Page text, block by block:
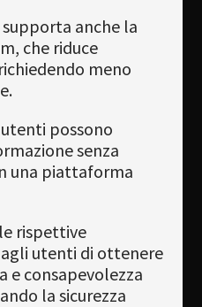
anche la
che riduce
meno
possono
senza
una piattaforma
rispettive
utenti di ottenere
e consapevolezza
la sicurezza